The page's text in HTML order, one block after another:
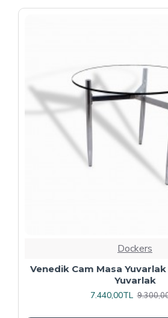
Dockers
Plaza Kare ESB Mutfak
Allzalit veya Wermodin
Afyon